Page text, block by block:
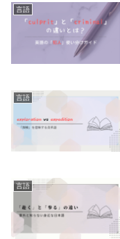
言語
言語
言語